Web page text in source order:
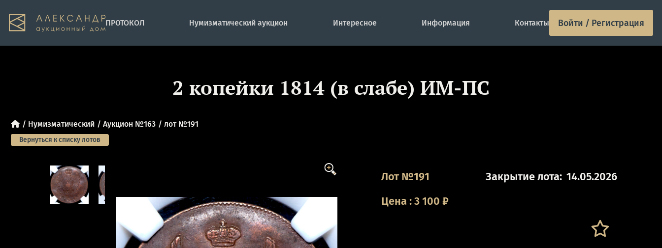
ПРОТОКОЛ Нумизматический аукцион Интересное Информация Контакты Войти / Регистрация
2 копейки 1814 (в слабе) ИМ-ПС
Нумизматический Аукцион №163 лот №191
Вернуться к списку лотов
Лот №191 Закрытие лота: 14.05.2026
Цена:3 100 ₽